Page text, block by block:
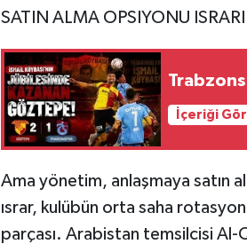
SATIN ALMA OPSIYONU ISRARI
İçeriği
Ama yönetim, anlaşmaya satın
ısrar, kulübün orta saha
parçası. Arabistan temsilcisi